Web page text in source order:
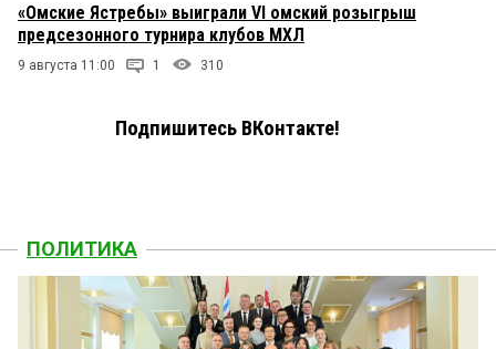
«Омские Ястребы» выиграли VI омский розыгрыш
предсезонного турнира клубов МХЛ
9 августа 11:00 1 310
Подпишитесь ВКонтакте!
ПОЛИТИКА